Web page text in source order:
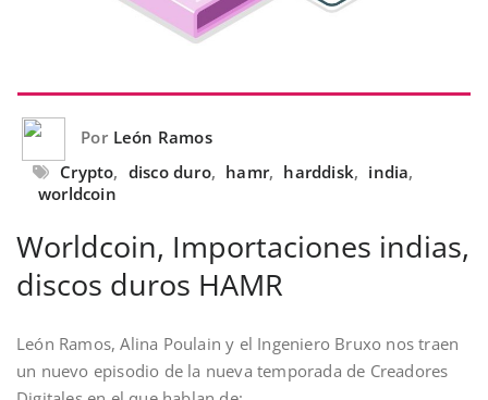
Por León Ramos
Crypto, disco duro, hamr, harddisk, india,
worldcoin
Worldcoin, Importaciones indias,
discos duros HAMR
León Ramos, Alina Poulain y el Ingeniero Bruxo nos traen
un nuevo episodio de la nueva temporada de Creadores